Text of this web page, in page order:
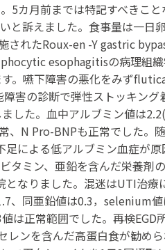
カ月前までは特記すべきこ
訴えました。食事量は一日
れたRoux-en -Y gastric
esophagitisの病理組織
。嚥下障害の悪化をみず
害の診断で弾性ストッキング
した。血中アルブミン値は
N Pro-BNPも正常でした。
による低アルブミン血症が
ミン、亜鉛を含んだ栄養剤
なりました。混迷はUTI治療
、同亜鉛値は0.3，selenium
正常範囲でした。再検EGD
ンを含んだ高蛋白食が勧め